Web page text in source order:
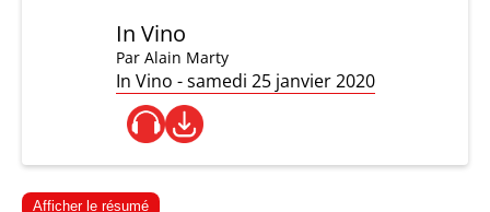
In Vino
Par Alain Marty
In Vino - samedi 25 janvier 2020
Afficher le résumé